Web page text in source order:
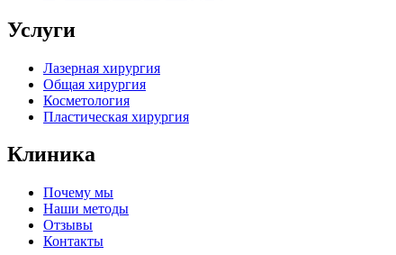
Услуги
Лазерная хирургия
Общая хирургия
Косметология
Пластическая хирургия
Клиника
Почему мы
Наши методы
Отзывы
Контакты